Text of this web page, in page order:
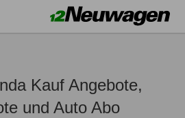
Kauf Angebote,
und Auto Abo